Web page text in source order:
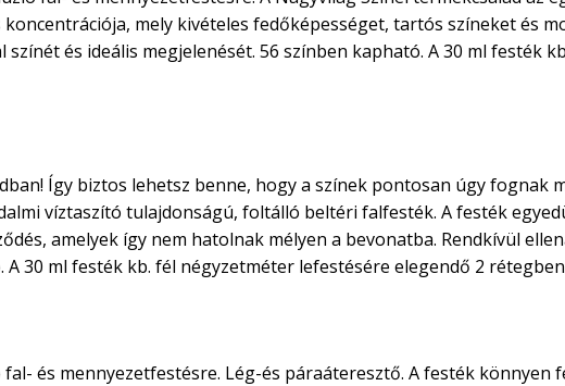
mely kivételes fedőképességet, tartós színeket és
és ideális megjelenését. 56 színben kapható. A 30 ml festék
Így biztos lehetsz benne, hogy a színek pontosan úgy fognak
víztaszító tulajdonságú, foltálló beltéri falfesték. A festék
amelyek így nem hatolnak mélyen a bevonatba. Rendkívül
30 ml festék kb. fél négyzetméter lefestésére elegendő 2
és mennyezetfestésre. Lég-és páraáteresztő. A festék könnyen